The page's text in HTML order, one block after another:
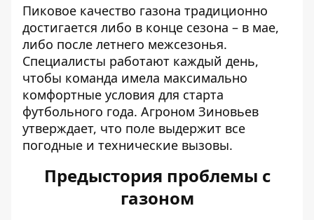
Пиковое качество газона традиционно
достигается либо в конце сезона – в мае,
либо после летнего межсезонья.
Специалисты работают каждый день,
чтобы команда имела максимально
комфортные условия для старта
футбольного года. Агроном Зиновьев
утверждает, что поле выдержит все
погодные и технические вызовы.
Предыстория проблемы с
газоном